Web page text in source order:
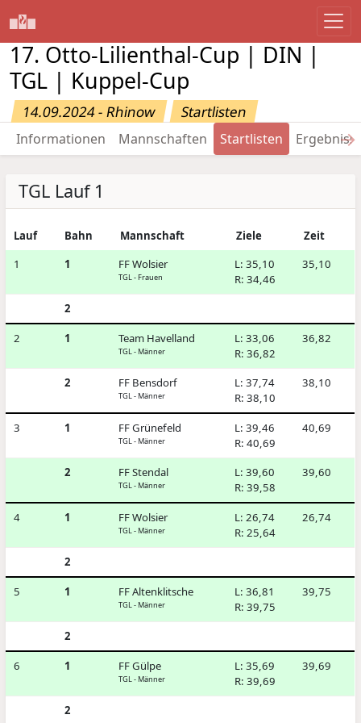
17. Otto-Lilienthal-Cup | DIN |
TGL | Kuppel-Cup
14.09.2024 - Rhinow Startlisten
Informationen Mannschaften Startlisten →
TGL Lauf 1
Lauf Bahn Mannschaft Ziele
Zeit
1
1 FF Wolsier
TGL - Frauen
L: 35,10
R: 34,46
35,10
2
2 1 Team Havelland
TGL - Männer
L: 33,06
R: 36,82
36,82
2 FF Bensdorf
TGL - Männer
L: 37,74
R: 38,10
38,10
3 1 FF Grünefeld
TGL - Männer
L: 39,46
R: 40,69
40,69
2 FF Stendal
TGL - Männer
L: 39,60
R: 39,58
39,60
4 1 FF Wolsier
TGL - Männer
L: 26,74
R: 25,64
26,74
2
5 1 FF Altenklitsche
TGL - Männer
L: 36,81
R: 39,75
39,75
2
6 1 FF Gülpe
TGL - Männer
L: 35,69
R: 39,69
39,69
2